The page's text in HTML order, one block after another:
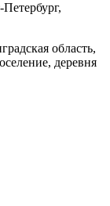
область,
деревня